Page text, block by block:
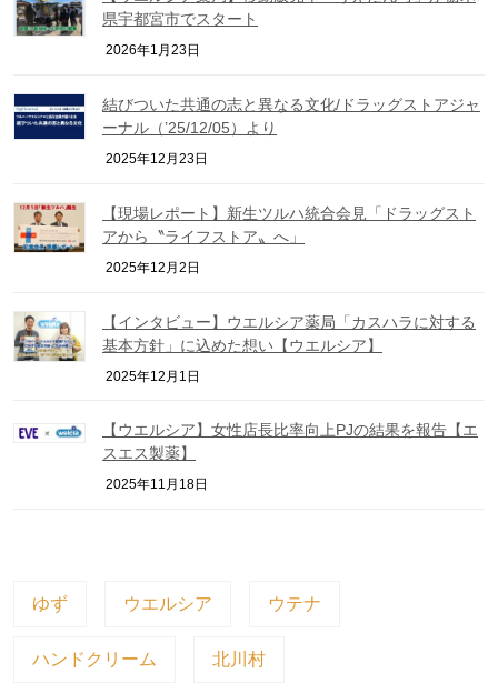
県宇都宮市でスタート
2026年1月23日
結びついた共通の志と異なる文化/ドラッグストアジャ
ーナル（’25/12/05）より
2025年12月23日
【現場レポート】新生ツルハ統合会見「ドラッグスト
アから〝ライフストア〟へ」
2025年12月2日
【インタビュー】ウエルシア薬局「カスハラに対する
基本方針」に込めた想い【ウエルシア】
2025年12月1日
【ウエルシア】女性店長比率向上PJの結果を報告【エ
スエス製薬】
2025年11月18日
ゆず ウエルシア ウテナ
ハンドクリーム 北川村